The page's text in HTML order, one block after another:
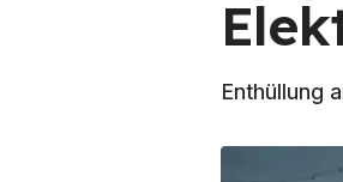
Enthüllung